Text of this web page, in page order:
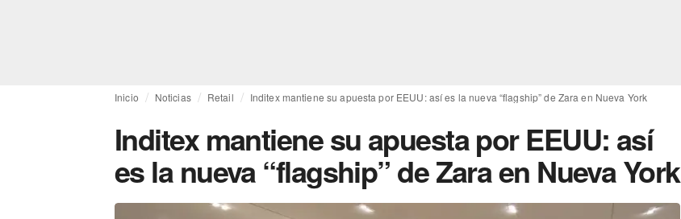
Inicio Noticias Retail Inditex mantiene su apuesta por EEUU: así es la nueva “flagship” de Zara en Nueva York
Inditex mantiene su apuesta por EEUU: así
es la nueva “flagship” de Zara en Nueva York